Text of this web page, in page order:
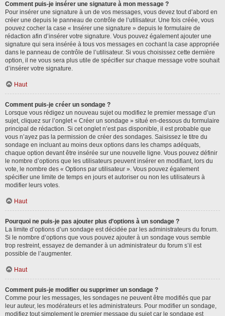
Comment puis-je insérer une signature à mon message ?
Pour insérer une signature à un de vos messages, vous devez tout d’abord en
créer une depuis le panneau de contrôle de l’utilisateur. Une fois créée, vous
pouvez cocher la case « Insérer une signature » depuis le formulaire de
rédaction afin d’insérer votre signature. Vous pouvez également ajouter une
signature qui sera insérée à tous vos messages en cochant la case appropriée
dans le panneau de contrôle de l’utilisateur. Si vous choisissez cette dernière
option, il ne vous sera plus utile de spécifier sur chaque message votre souhait
d’insérer votre signature.
Haut
Comment puis-je créer un sondage ?
Lorsque vous rédigez un nouveau sujet ou modifiez le premier message d’un
sujet, cliquez sur l’onglet « Créer un sondage » situé en-dessous du formulaire
principal de rédaction. Si cet onglet n’est pas disponible, il est probable que
vous n’ayez pas la permission de créer des sondages. Saisissez le titre du
sondage en incluant au moins deux options dans les champs adéquats,
chaque option devant être insérée sur une nouvelle ligne. Vous pouvez définir
le nombre d’options que les utilisateurs peuvent insérer en modifiant, lors du
vote, le nombre des « Options par utilisateur ». Vous pouvez également
spécifier une limite de temps en jours et autoriser ou non les utilisateurs à
modifier leurs votes.
Haut
Pourquoi ne puis-je pas ajouter plus d’options à un sondage ?
La limite d’options d’un sondage est décidée par les administrateurs du forum.
Si le nombre d’options que vous pouvez ajouter à un sondage vous semble
trop restreint, essayez de demander à un administrateur du forum s’il est
possible de l’augmenter.
Haut
Comment puis-je modifier ou supprimer un sondage ?
Comme pour les messages, les sondages ne peuvent être modifiés que par
leur auteur, les modérateurs et les administrateurs. Pour modifier un sondage,
modifiez tout simplement le premier message du sujet car le sondage est